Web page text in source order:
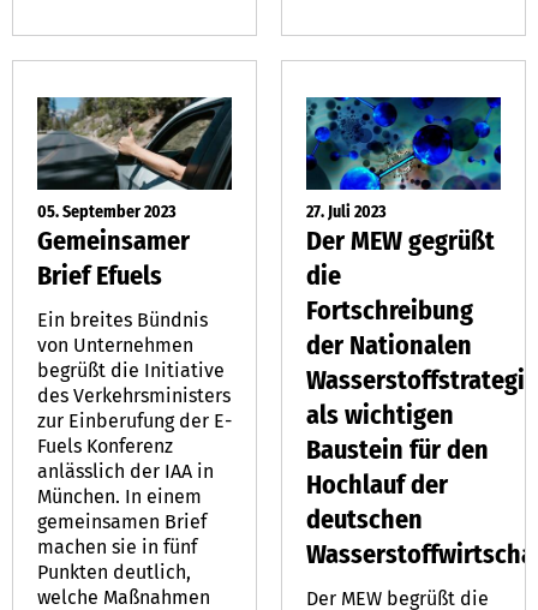
05. September 2023
Gemeinsamer
Brief Efuels
Ein breites Bündnis
von Unternehmen
begrüßt die Initiative
des Verkehrsministers
zur Einberufung der E-
Fuels Konferenz
anlässlich der IAA in
München. In einem
gemeinsamen Brief
machen sie in fünf
Punkten deutlich,
welche Maßnahmen
27. Juli 2023
Der MEW gegrüßt
die
Fortschreibung
der Nationalen
Wasserstoffstrategie
als wichtigen
Baustein für den
Hochlauf der
deutschen
Der MEW begrüßt die